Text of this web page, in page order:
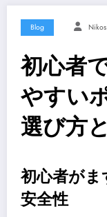
Blog
初心者
やすい
選び方
初心者がま
安全性